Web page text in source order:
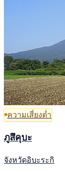
ความเสี่ยงต่ำ
ภูสึคุบะ
จังหวัดอิบะระกิ